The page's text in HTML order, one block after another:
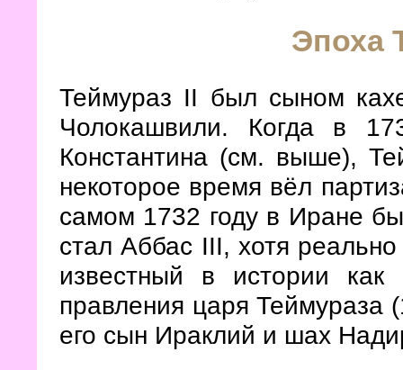
Эпоха
Теймураз II был сыном
Чолокашвили. Когда в
Константина (см. выше),
некоторое время вёл
самом 1732 году в Иране
стал Аббас III, хотя
известный в истории
правления царя Теймураза
его сын Ираклий и шах